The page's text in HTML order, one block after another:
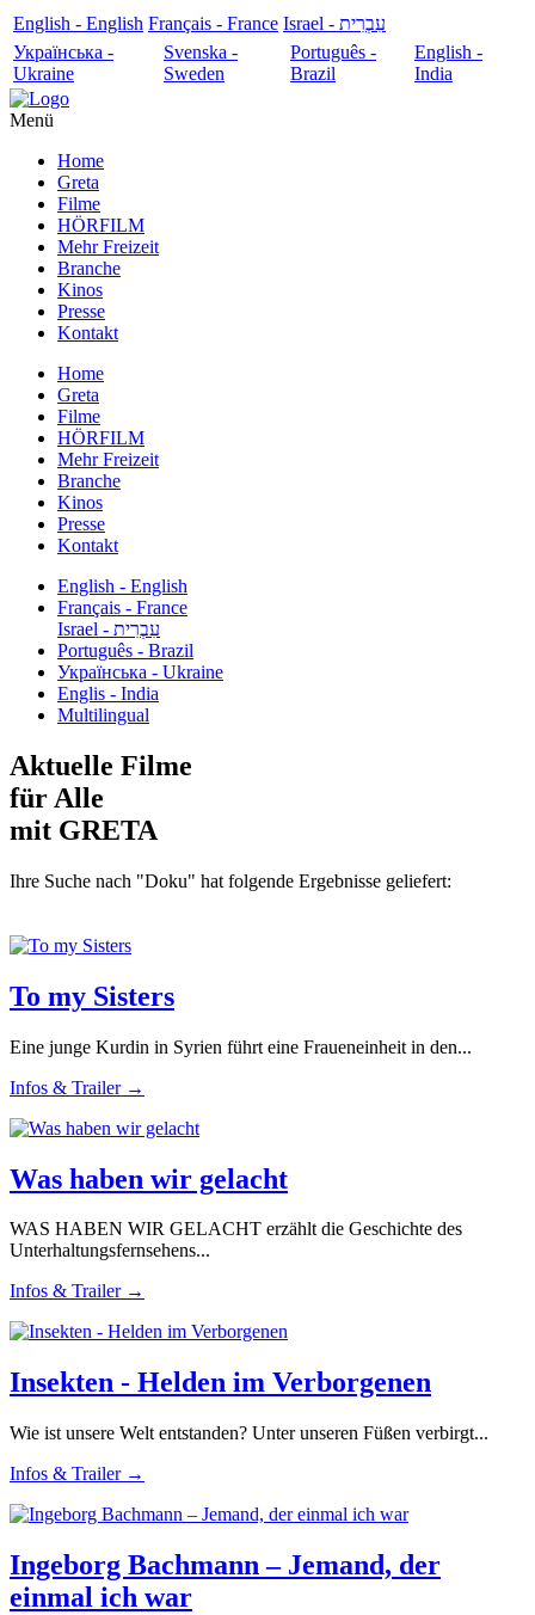
English - English Français - France
עִבְרִית - Israel
Українська -
Ukraine
Svenska -
Sweden
Português -
Brazil
English -
India
Menü
Home
Greta
Filme
HÖRFILM
Mehr Freizeit
Branche
Kinos
Presse
Kontakt
Home
Greta
Filme
HÖRFILM
Mehr Freizeit
Branche
Kinos
Presse
Kontakt
English - English
Français - France
עִבְרִית - Israel
Português - Brazil
Українська - Ukraine
Englis - India
Multilingual
Aktuelle Filme
für Alle
mit GRETA
Ihre Suche nach "Doku" hat folgende Ergebnisse geliefert:
To my Sisters
Eine junge Kurdin in Syrien führt eine Fraueneinheit in den...
Infos & Trailer →
Was haben wir gelacht
WAS HABEN WIR GELACHT erzählt die Geschichte des
Unterhaltungsfernsehens...
Infos & Trailer →
Insekten - Helden im Verborgenen
Wie ist unsere Welt entstanden? Unter unseren Füßen verbirgt...
Infos & Trailer →
Ingeborg Bachmann – Jemand, der
einmal ich war